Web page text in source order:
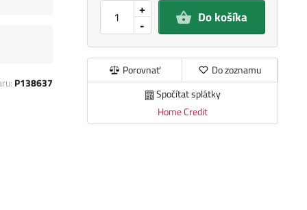
-
+ Do košíka
Porovnať
Do zoznamu
Spočítat splátky
Home Credit
P138637